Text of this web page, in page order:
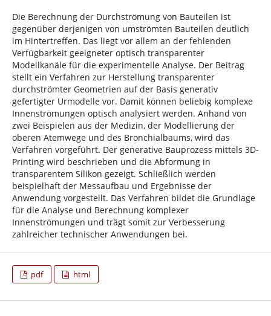
Die Berechnung der Durchströmung von Bauteilen ist
gegenüber derjenigen von umströmten Bauteilen deutlich
im Hintertreffen. Das liegt vor allem an der fehlenden
Verfügbarkeit geeigneter optisch transparenter
Modellkanäle für die experimentelle Analyse. Der Beitrag
stellt ein Verfahren zur Herstellung transparenter
durchströmter Geometrien auf der Basis generativ
gefertigter Urmodelle vor. Damit können beliebig komplexe
Innenströmungen optisch analysiert werden. Anhand von
zwei Beispielen aus der Medizin, der Modellierung der
oberen Atemwege und des Bronchialbaums, wird das
Verfahren vorgeführt. Der generative Bauprozess mittels 3D-
Printing wird beschrieben und die Abformung in
transparentem Silikon gezeigt. Schließlich werden
beispielhaft der Messaufbau und Ergebnisse der
Anwendung vorgestellt. Das Verfahren bildet die Grundlage
für die Analyse und Berechnung komplexer
Innenströmungen und trägt somit zur Verbesserung
zahlreicher technischer Anwendungen bei.
pdf html